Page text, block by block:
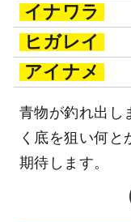
イナワラ
ヒガレイ
アイナメ
青物が釣れ出し
く底を狙い何と
期待します。